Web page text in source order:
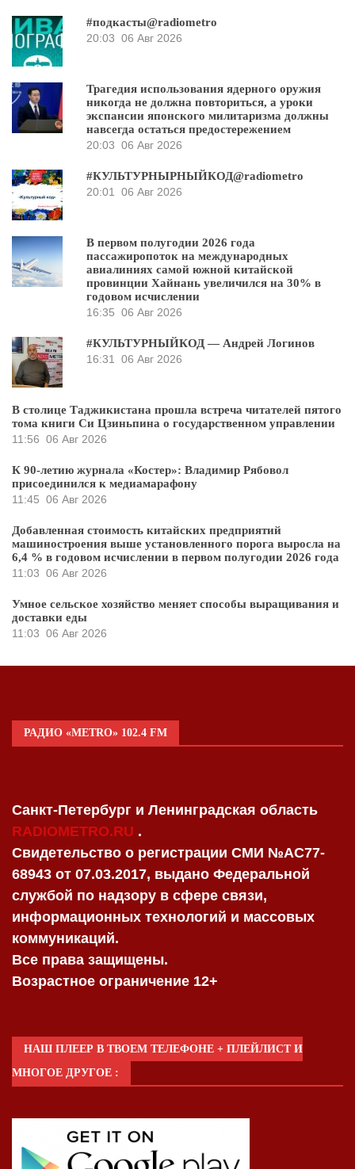
#подкасты@radiometro
20:03 06 Авг 2026
Трагедия использования ядерного оружия
никогда не должна повториться, а уроки
экспансии японского милитаризма должны
навсегда остаться предостережением
20:03 06 Авг 2026
#КУЛЬТУРНЫРНЫЙКОД@radiometro
20:01
06 Авг 2026
В первом полугодии 2026 года
пассажиропоток на международных
авиалиниях самой южной китайской
провинции Хайнань увеличился на 30% в
годовом исчислении
16:35 06 Авг 2026
#КУЛЬТУРНЫЙКОД — Андрей Логинов
16:31
06 Авг 2026
В столице Таджикистана прошла встреча читателей пятого
тома книги Си Цзиньпина о государственном управлении
11:56 06 Авг 2026
К 90-летию журнала «Костер»: Владимир Рябовол
присоединился к медиамарафону
11:45 06 Авг 2026
Добавленная стоимость китайских предприятий
машиностроения выше установленного порога выросла на
6,4 % в годовом исчислении в первом полугодии 2026 года
11:03 06 Авг 2026
Умное сельское хозяйство меняет способы выращивания и
доставки еды
11:03 06 Авг 2026
РАДИО «METRO» 102.4 FM
Санкт-Петербург и Ленинградская область
RADIOMETRO.RU .
Свидетельство о регистрации СМИ №AC77-
68943 от 07.03.2017, выдано Федеральной
службой по надзору в сфере связи,
информационных технологий и массовых
коммуникаций.
Все права защищены.
Возрастное ограничение 12+
НАШ ПЛЕЕР В ТВОЕМ ТЕЛЕФОНЕ + ПЛЕЙЛИСТ И
МНОГОЕ ДРУГОЕ :